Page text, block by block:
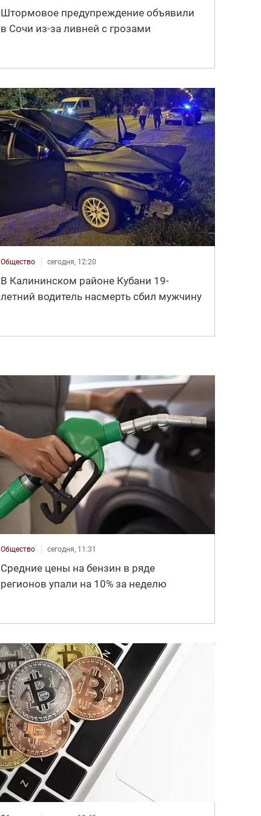
Штормовое предупреждение объявили
в Сочи из-за ливней с грозами
Общество сегодня, 12:20
В Калининском районе Кубани 19-
летний водитель насмерть сбил мужчину
Общество сегодня, 11:31
Средние цены на бензин в ряде
регионов упали на 10% за неделю